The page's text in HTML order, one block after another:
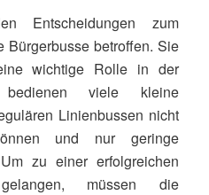
Entscheidungen zum
Bürgerbusse betroffen. Sie
wichtige Rolle in der
viele kleine
Linienbussen nicht
und nur geringe
zu einer erfolgreichen
müssen die